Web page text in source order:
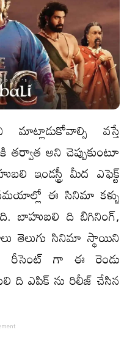
వస్తే
అని చెప్పుకుంటూ
ఇండస్ట్రీ మీద ఎఫెక్ట్
ఈ సినిమా కళ్ళు
బాహుబలి ది బిగినింగ్,
తెలుగు సినిమా స్థాయిని
గా ఈ రెండు
ది ఎపిక్ ను రిలీజ్ చేసిన